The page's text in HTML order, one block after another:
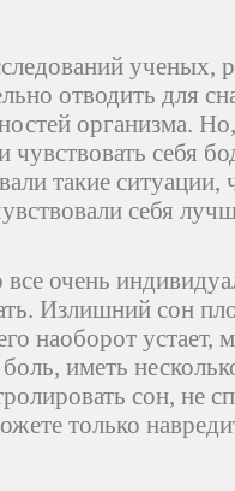
ученых,
отводить для
организма.
себя
такие ситуации,
себя
все очень
Излишний сон
наоборот
иметь
сон, не
только